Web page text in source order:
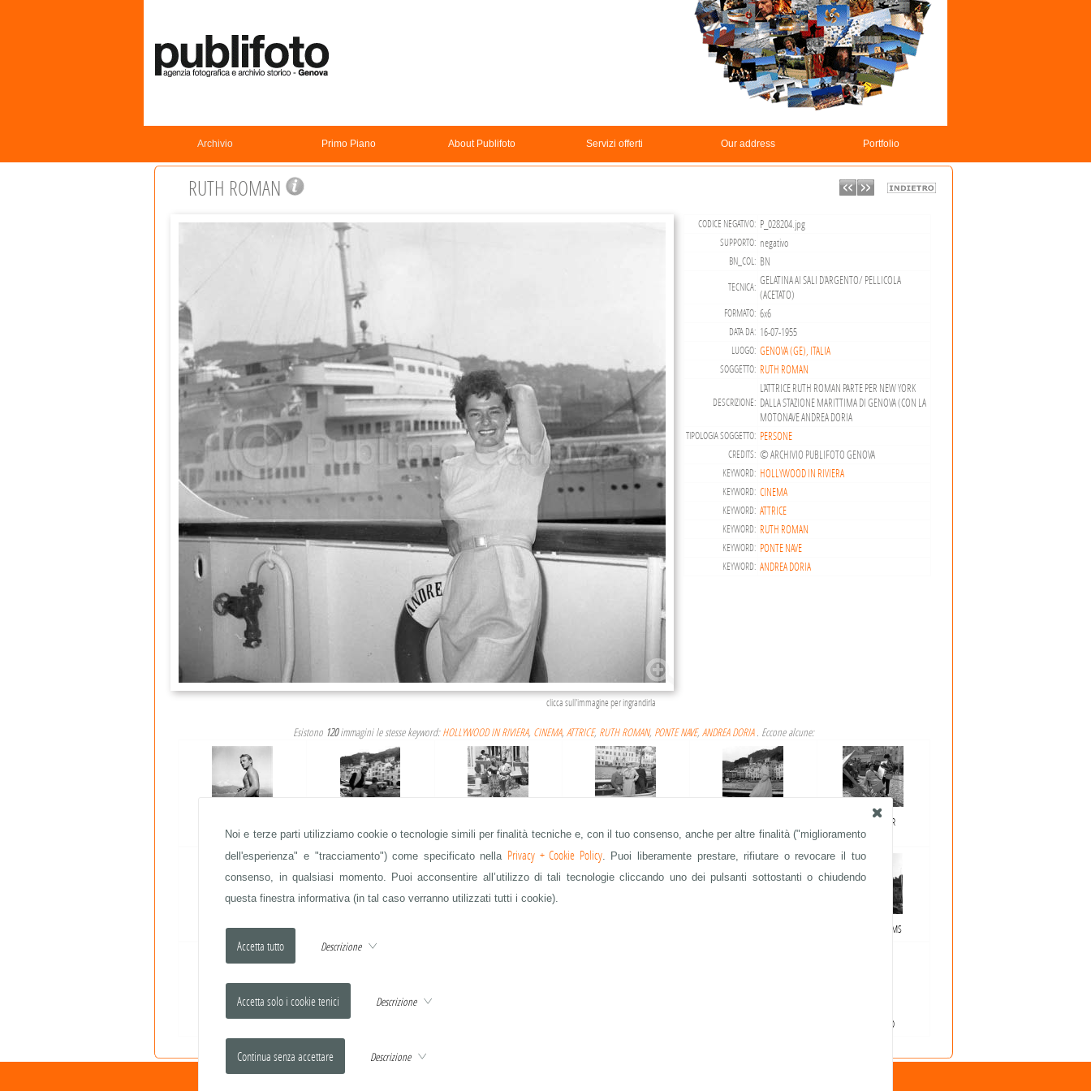
Noi e terze parti utilizziamo cookie o tecnologie simili per finalità tecniche e, con il tuo consenso, anche per altre finalità ("miglioramento
dell'esperienza" e "tracciamento") come specificato nella Privacy + Cookie Policy. Puoi liberamente prestare, rifiutare o revocare il tuo
consenso, in qualsiasi momento. Puoi acconsentire all’utilizzo di tali tecnologie cliccando uno dei pulsanti sottostanti o chiudendo
questa finestra informativa (in tal caso verranno utilizzati tutti i cookie).
Descrizione
Descrizione
Descrizione
Archivio Primo Piano About Publifoto Servizi offerti Our address Portfolio
RUTH ROMAN
clicca sull'immagine per ingrandirla
CODICE NEGATIVO: P_028204.jpg
SUPPORTO: negativo
BN_COL: BN
TECNICA: GELATINA AI SALI D'ARGENTO/ PELLICOLA
(ACETATO)
FORMATO: 6x6
DATA DA: 16-07-1955
LUOGO: GENOVA (GE), ITALIA
SOGGETTO: RUTH ROMAN
DESCRIZIONE:
L'ATTRICE RUTH ROMAN PARTE PER NEW YORK
DALLA STAZIONE MARITTIMA DI GENOVA (CON LA
MOTONAVE ANDREA DORIA
TIPOLOGIA SOGGETTO: PERSONE
CREDITS: © ARCHIVIO PUBLIFOTO GENOVA
KEYWORD: HOLLYWOOD IN RIVIERA
KEYWORD: CINEMA
KEYWORD: ATTRICE
KEYWORD: RUTH ROMAN
KEYWORD: PONTE NAVE
KEYWORD: ANDREA DORIA
Esistono 120immagini le stesse keyword:HOLLYWOOD IN RIVIERA, CINEMA, ATTRICE, RUTH ROMAN, PONTE NAVE, ANDREA DORIA. Eccone alcune:
LATTUADA
AVA GARDNER
VALENTINA CORTESE ESTHER WILLIAMS
GRETA GARBO